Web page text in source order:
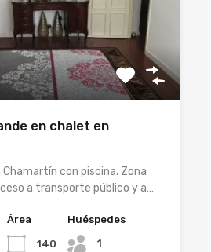
en chalet en
con piscina. Zona
a transporte público y a…
Área
140
Huéspedes
1